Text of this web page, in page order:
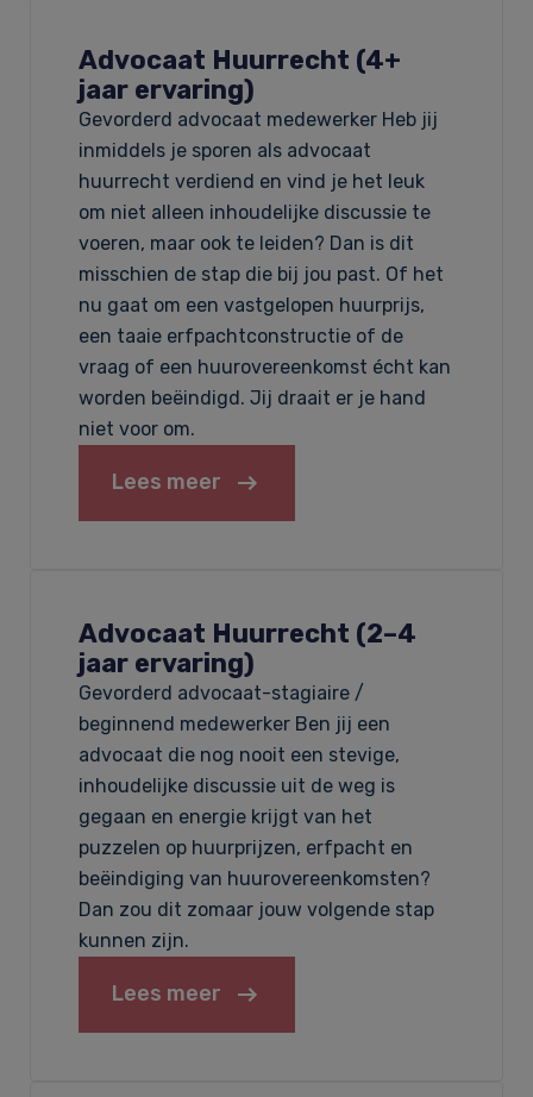
Advocaat Huurrecht (4+
jaar ervaring)
Gevorderd advocaat medewerker Heb jij
inmiddels je sporen als advocaat
huurrecht verdiend en vind je het leuk
om niet alleen inhoudelijke discussie te
voeren, maar ook te leiden? Dan is dit
misschien de stap die bij jou past. Of het
nu gaat om een vastgelopen huurprijs,
een taaie erfpachtconstructie of de
vraag of een huurovereenkomst écht kan
worden beëindigd. Jij draait er je hand
niet voor om.
Lees meer
Advocaat Huurrecht (2–4
jaar ervaring)
Gevorderd advocaat-stagiaire /
beginnend medewerker Ben jij een
advocaat die nog nooit een stevige,
inhoudelijke discussie uit de weg is
gegaan en energie krijgt van het
puzzelen op huurprijzen, erfpacht en
beëindiging van huurovereenkomsten?
Dan zou dit zomaar jouw volgende stap
kunnen zijn.
Lees meer